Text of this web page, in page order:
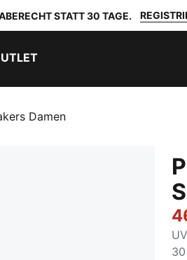
STATT 30 TAGE.
Damen